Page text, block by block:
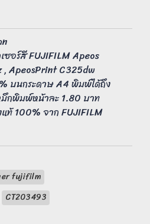
ซอร์สี FUJIFILM Apeos
ApeosPrint C325dw
บนกระดาษ A4 พิมพ์ได้ถึง
กพิมพ์หน้าละ 1.80 บาท
ท้ 100% จาก FUJIFILM
fujifilm
CT203493